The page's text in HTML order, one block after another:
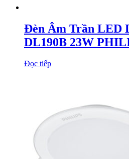
Đèn Âm Trần LED
DL190B 23W
Đọc tiếp